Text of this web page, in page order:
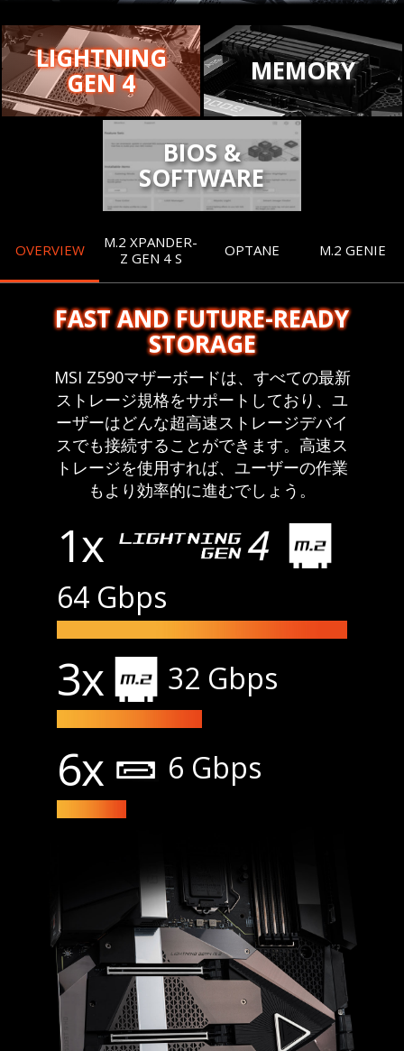
LIGHTNING
GEN 4 MEMORY
BIOS &
SOFTWARE
OVERVIEW
M.2 XPANDER-
Z GEN 4 S
OPTANE M.2 GENIE
FAST AND FUTURE-READY
STORAGE
MSI Z590マザーボードは、すべての最新
ストレージ規格をサポートしており、ユ
ーザーはどんな超高速ストレージデバイ
スでも接続することができます。高速ス
トレージを使用すれば、ユーザーの作業
もより効率的に進むでしょう。
1x
64 Gbps
3x 32 Gbps
6x 6 Gbps